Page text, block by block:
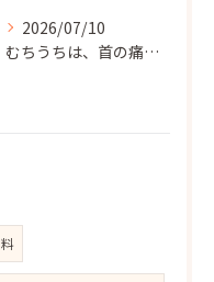
2026/07/10
むちうちは、首の痛みだけでなく、肩こり、背中の張り、手のしび...